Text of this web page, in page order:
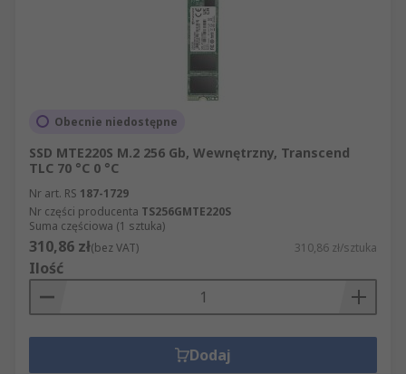
Obecnie niedostępne
SSD MTE220S M.2 256 Gb, Wewnętrzny, Transcend
TLC 70 °C 0 °C
Nr art. RS 187-1729
Nr części producenta TS256GMTE220S
Suma częściowa (1 sztuka)
310,86 zł(bez VAT) 310,86 zł/sztuka
Ilość
Dodaj